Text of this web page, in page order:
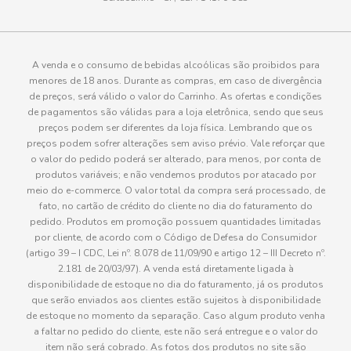
A venda e o consumo de bebidas alcoólicas são proibidos para
menores de 18 anos. Durante as compras, em caso de divergência
de preços, será válido o valor do Carrinho. As ofertas e condições
de pagamentos são válidas para a loja eletrônica, sendo que seus
preços podem ser diferentes da loja física. Lembrando que os
preços podem sofrer alterações sem aviso prévio. Vale reforçar que
o valor do pedido poderá ser alterado, para menos, por conta de
produtos variáveis; e não vendemos produtos por atacado por
meio do e-commerce. O valor total da compra será processado, de
fato, no cartão de crédito do cliente no dia do faturamento do
pedido. Produtos em promoção possuem quantidades limitadas
por cliente, de acordo com o Código de Defesa do Consumidor
(artigo 39 – I CDC, Lei nº. 8.078 de 11/09/90 e artigo 12 – III Decreto nº.
2.181 de 20/03/97). A venda está diretamente ligada à
disponibilidade de estoque no dia do faturamento, já os produtos
que serão enviados aos clientes estão sujeitos à disponibilidade
de estoque no momento da separação. Caso algum produto venha
a faltar no pedido do cliente, este não será entregue e o valor do
item não será cobrado. As fotos dos produtos no site são